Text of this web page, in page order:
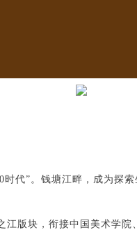
时代”。钱塘江畔，成为探
江版块，衔接中国美术学